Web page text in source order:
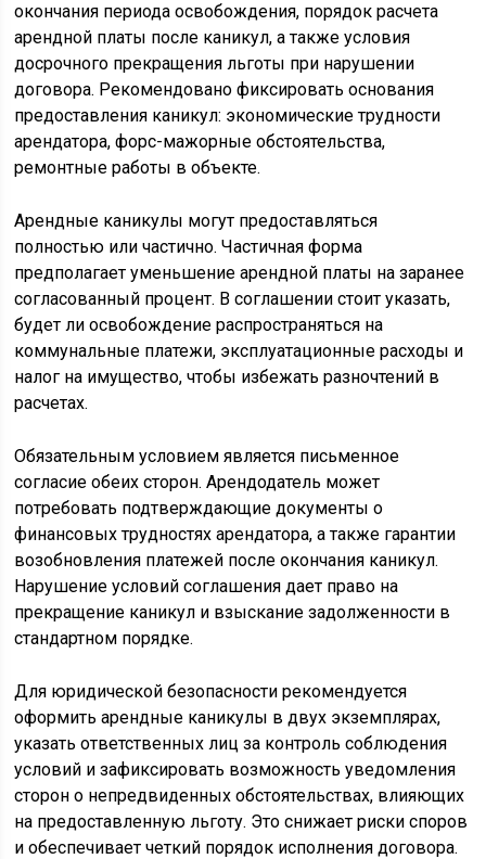
окончания периода освобождения, порядок расчета
арендной платы после каникул, а также условия
досрочного прекращения льготы при нарушении
договора. Рекомендовано фиксировать основания
предоставления каникул: экономические трудности
арендатора, форс-мажорные обстоятельства,
ремонтные работы в объекте.
Арендные каникулы могут предоставляться
полностью или частично. Частичная форма
предполагает уменьшение арендной платы на заранее
согласованный процент. В соглашении стоит указать,
будет ли освобождение распространяться на
коммунальные платежи, эксплуатационные расходы и
налог на имущество, чтобы избежать разночтений в
расчетах.
Обязательным условием является письменное
согласие обеих сторон. Арендодатель может
потребовать подтверждающие документы о
финансовых трудностях арендатора, а также гарантии
возобновления платежей после окончания каникул.
Нарушение условий соглашения дает право на
прекращение каникул и взыскание задолженности в
стандартном порядке.
Для юридической безопасности рекомендуется
оформить арендные каникулы в двух экземплярах,
указать ответственных лиц за контроль соблюдения
условий и зафиксировать возможность уведомления
сторон о непредвиденных обстоятельствах, влияющих
на предоставленную льготу. Это снижает риски споров
и обеспечивает четкий порядок исполнения договора.